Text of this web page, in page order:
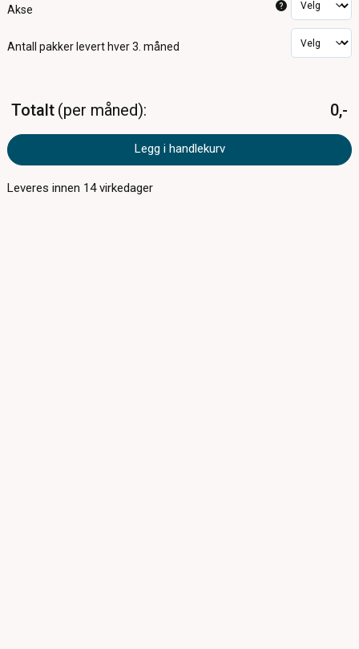
Akse ?
Antall pakker levert hver 3. måned
Totalt per måned 0,-
Legg i handlekurv
Leveres innen 14virkedager